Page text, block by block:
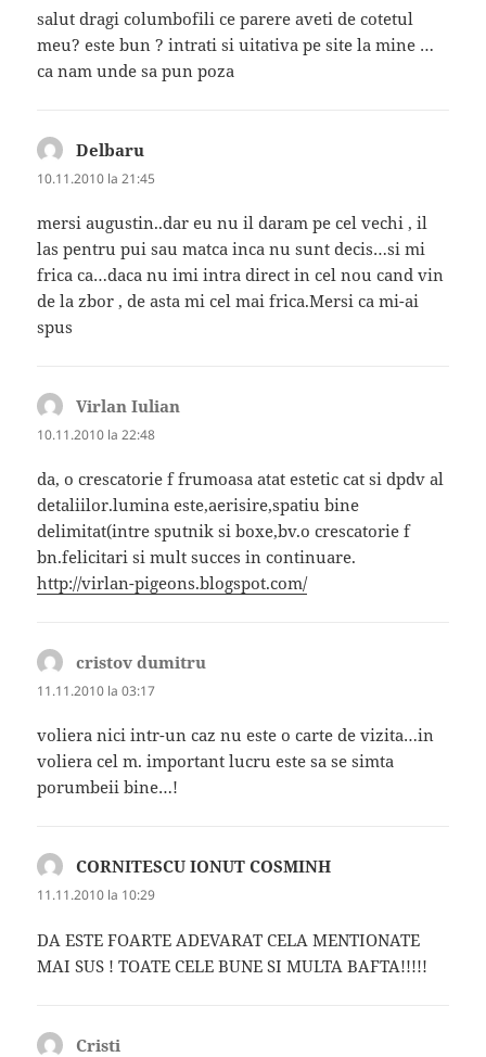
salut dragi columbofili ce parere aveti de cotetul
meu? este bun ? intrati si uitativa pe site la mine …
ca nam unde sa pun poza
Delbaru
10.11.2010 la 21:45
mersi augustin..dar eu nu il daram pe cel vechi , il
las pentru pui sau matca inca nu sunt decis…si mi
frica ca…daca nu imi intra direct in cel nou cand vin
de la zbor , de asta mi cel mai frica.Mersi ca mi-ai
spus
Virlan Iulian
10.11.2010 la 22:48
da, o crescatorie f frumoasa atat estetic cat si dpdv al
detaliilor.lumina este,aerisire,spatiu bine
delimitat(intre sputnik si boxe,bv.o crescatorie f
bn.felicitari si mult succes in continuare.
http://virlan-pigeons.blogspot.com/
cristov dumitru
11.11.2010 la 03:17
voliera nici intr-un caz nu este o carte de vizita…in
voliera cel m. important lucru este sa se simta
porumbeii bine…!
CORNITESCU IONUT COSMINH
11.11.2010 la 10:29
DA ESTE FOARTE ADEVARAT CELA MENTIONATE
MAI SUS ! TOATE CELE BUNE SI MULTA BAFTA!!!!!
Cristi